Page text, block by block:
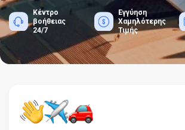
Κέντρο
βοήθειας
24/7
Εγγύηση
Χαμηλότερης
Τιμής